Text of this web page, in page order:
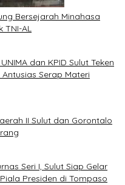
Bersejarah Minahasa
TNI-AL
dan KPID Sulut Teken
Serap Materi
II Sulut dan Gorontalo
Seri I, Sulut Siap Gelar
Presiden di Tompaso